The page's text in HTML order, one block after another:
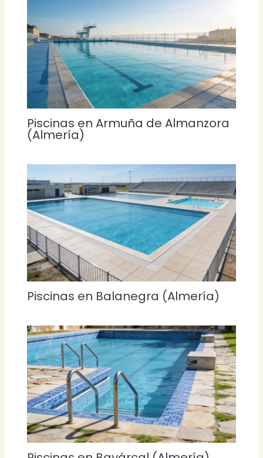
Piscinas en Armuña de Almanzora
(Almería)
Piscinas en Balanegra (Almería)